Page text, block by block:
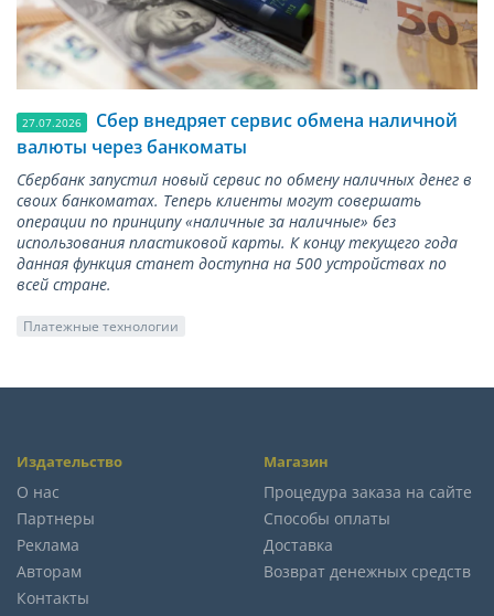
27.07.2026
Сбер внедряет сервис обмена наличной
валюты через банкоматы
Сбербанк запустил новый сервис по обмену наличных денег в
своих банкоматах. Теперь клиенты могут совершать
операции по принципу «наличные за наличные» без
использования пластиковой карты. К концу текущего года
данная функция станет доступна на 500 устройствах по
всей стране.
Платежные технологии
Издательство
О нас
Партнеры
Реклама
Авторам
Контакты
Магазин
Процедура заказа на сайте
Способы оплаты
Доставка
Возврат денежных средств